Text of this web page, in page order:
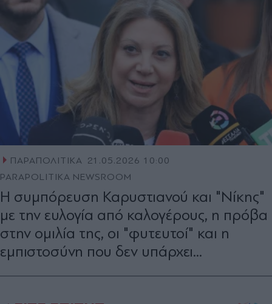
ΠΑΡΑΠΟΛΙΤΙΚΑ
21.05.2026 10:00
PARAPOLITIKA NEWSROOM
Η συμπόρευση Καρυστιανού και "Νίκης"
με την ευλογία από καλογέρους, η πρόβα
στην ομιλία της, οι "φυτευτοί" και η
εμπιστοσύνη που δεν υπάρχει...